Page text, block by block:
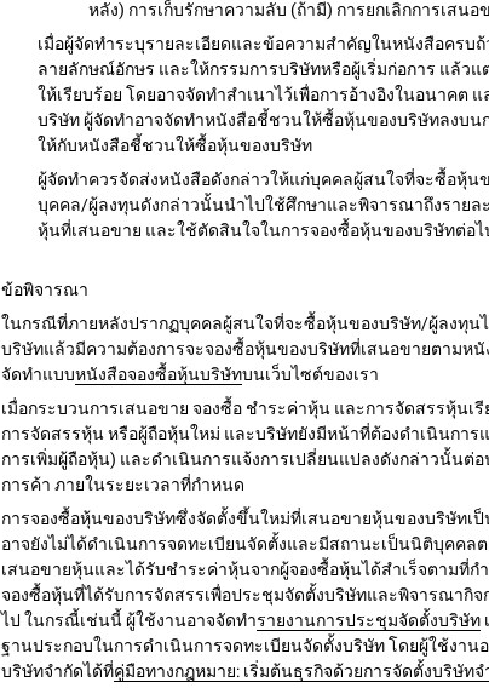
หลัง) การเก็บรักษาความลับ (ถ้ามี) การยกเลิกการเสน
เมื่อผู้จัดทำระบุรายละเอียดและข้อความสำคัญในหนังสือครบ
ลายลักษณ์อักษร และให้กรรมการบริษัทหรือผู้เริ่มก่อการ แล้ว
ให้เรียบร้อย โดยอาจจัดทำสำเนาไว้เพื่อการอ้างอิงในอนาคต แ
บริษัท ผู้จัดทำอาจจัดทำหนังสือชี้ชวนให้ซื้อหุ้นของบริษัทลงบน
ให้กับหนังสือชี้ชวนให้ซื้อหุ้นของบริษัท
ผู้จัดทำควรจัดส่งหนังสือดังกล่าวให้แก่บุคคลผู้สนใจที่จะซื้อหุ้น
บุคคล/ผู้ลงทุนดังกล่าวนั้นนำไปใช้ศึกษาและพิจารณาถึงรายล
หุ้นที่เสนอขาย และใช้ตัดสินใจในการจองซื้อหุ้นของบริษัทต่อไ
ข้อพิจารณา
ในกรณีที่ภายหลังปรากฏบุคคลผู้สนใจที่จะซื้อหุ้นของบริษัท/ผู้ลงทุ
บริษัทแล้วมีความต้องการจะจองซื้อหุ้นของบริษัทที่เสนอขายตามห
จัดทำแบบหนังสือจองซื้อหุ้นบริษัทบนเว็บไซต์ของเรา
เมื่อกระบวนการเสนอขาย จองซื้อ ชำระค่าหุ้น และการจัดสรรหุ้นเ
การจัดสรรหุ้นหรือผู้ถือหุ้นใหม่ และบริษัทยังมีหน้าที่ต้องดำเนินการ
การเพิ่มผู้ถือหุ้น) และดำเนินการแจ้งการเปลี่ยนแปลงดังกล่าวนั้นต่
การค้า ภายในระยะเวลาที่กำหนด
การจองซื้อหุ้นของบริษัทซึ่งจัดตั้งขึ้นใหม่ที่เสนอขายหุ้นของบริษัทเป็
อาจยังไม่ได้ดำเนินการจดทะเบียนจัดตั้งและมีสถานะเป็นนิติบุคค
เสนอขายหุ้นและได้รับชำระค่าหุ้นจากผู้จองซื้อหุ้นได้สำเร็จตามที่ก
จองซื้อหุ้นที่ได้รับการจัดสรรเพื่อประชุมจัดตั้งบริษัทและพิจารณากิจ
ไป ในกรณี้เช่นนี้ ผู้ใช้งานอาจจัดทำรายงานการประชุมจัดตั้งบริษัท
ฐานประกอบในการดำเนินการจดทะเบียนจัดตั้งบริษัทโดยผู้ใช้งาน
บริษัทจำกัดได้ที่คู่มือทางกฎหมาย: เริ่มต้นธุรกิจด้วยการจัดตั้งบริษัทจ